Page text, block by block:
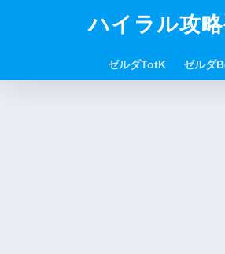
ハイラル攻
ゼルダTotK ゼルダ